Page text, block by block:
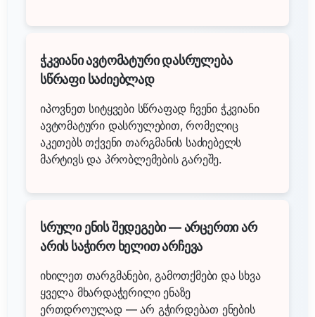
ჭკვიანი ავტომატური დასრულება
სწრაფი საძიებლად
იპოვნეთ სიტყვები სწრაფად ჩვენი ჭკვიანი
ავტომატური დასრულებით, რომელიც
აკეთებს თქვენი თარგმანის საძიებელს
მარტივს და პრობლემების გარეშე.
სრული ენის შედეგები — არცერთი არ
არის საჭირო ხელით არჩევა
იხილეთ თარგმანები, გამოთქმები და სხვა
ყველა მხარდაჭერილი ენაზე
ერთდროულად — არ გჭირდებათ ენების